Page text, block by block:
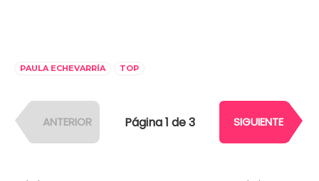
PAULA ECHEVARRÍA TOP
ANTERIOR Página 1 de 3 SIGUIENTE